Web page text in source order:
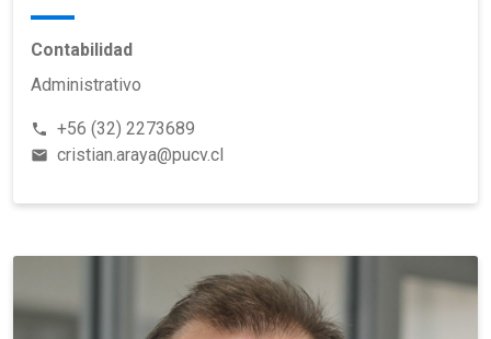
Contabilidad
Administrativo
phone +56 (32) 2273689
email cristian.araya@pucv.cl